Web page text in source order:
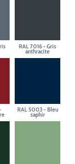
RAL 7016 - Gris
anthracite
RAL 5003 - Bleu
saphir